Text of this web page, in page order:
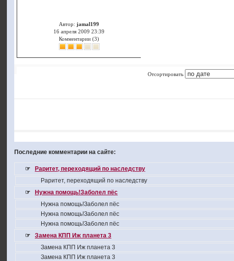
Автор: jamal199
16 апреля 2009 23:39
Комментарии (3)
Отсортировать
Последние комментарии на сайте:
☞
Раритет, переходящий по наследству
Раритет, переходящий по наследству
☞
Нужна помощь!Заболел пёс
Нужна помощь!Заболел пёс
Нужна помощь!Заболел пёс
Нужна помощь!Заболел пёс
☞
Замена КПП Иж планета 3
Замена КПП Иж планета 3
Замена КПП Иж планета 3